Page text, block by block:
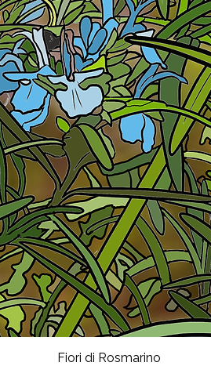
Fiori di Rosmarino